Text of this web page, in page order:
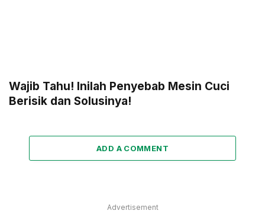
Wajib Tahu! Inilah Penyebab Mesin Cuci
Berisik dan Solusinya!
ADD A COMMENT
Advertisement